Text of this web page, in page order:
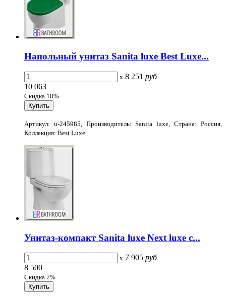
Напольный унитаз Sanita luxe Best Luxe...
x 8 251 руб
10 063
Скидка 18%
Артикул: u-245985, Производитель: Sanita luxe, Страна: Россия,
Коллекция: Best Luxe
Унитаз-компакт Sanita luxe Next luxe c...
x 7 905 руб
8 500
Скидка 7%